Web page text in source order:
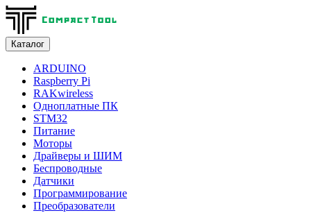
Каталог
ARDUINO
Raspberry Pi
RAKwireless
Одноплатные ПК
STM32
Питание
Моторы
Драйверы и ШИМ
Беспроводные
Датчики
Программирование
Преобразователи